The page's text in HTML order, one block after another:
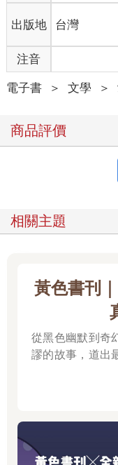
「哦，難怪之前沒見過
浩，把我看作是志工就
「很高興認識你，陳志
兩人鬆開手後，她朝屋
「不了。」陳鈞浩擺擺
杜院長和其他孩子們說
楊婉真轉身進屋，陳
吸引了目光。那是一條
這條手繩怎麼看起來有
他轉身要離開，望見停
晚餐時間，一如往常餐
媽及陳鈞浩兩個人。母
「別忘了留點菜給你爸
邊說。
「哦。」陳鈞浩輕哼了
陳媽媽突然放下碗筷，
去移民局辦手續了，你
「你別裝傻。」陳媽媽
那麼多間學校，總該有
「兩個月？」陳鈞浩愣
出版地 台灣
注音
電子書 ＞ 文學 ＞
商品評價
相關主題
黃色書刊
從黑色幽默到奇
謬的故事，道出
的瞬間，都在他
男子變成兔子
章，更推出限量
認識黃色書刊，